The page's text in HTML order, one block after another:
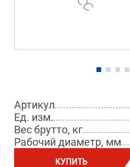
Артикул
Ед. изм.
Вес брутто, кг
Рабочий диаметр, мм
КУПИТЬ